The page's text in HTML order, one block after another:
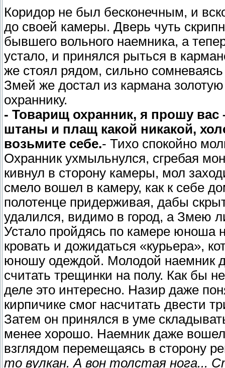
Коридор не был бесконечным, и
до своей камеры. Дверь чуть
бывшего вольного наемника, а
устало, и принялся рыться в
же стоял рядом, сильно
Змей же достал из кармана
охраннику.
- Товарищ охранник, я прошу вас
штаны и плащ какой никакой,
возьмите себе.- Тихо спокойно
Охранник ухмыльнулся, сгребая
кивнул в сторону камеры, мол
смело вошел в камеру, как к себе
полотенце придерживая, дабы
удалился, видимо в город, а Змею
Устало пройдясь по камере юноша
кровать и дожидаться «курьера»,
юношу одеждой. Молодой наемник
считать трещинки на полу. Как бы
деле это интересно. Назир даже
кирпичике смог насчитать двести
Затем он принялся в уме
менее хорошо. Наемник даже вошел
взглядом перемещаясь в сторону
то вулкан. А вон толстая нога...